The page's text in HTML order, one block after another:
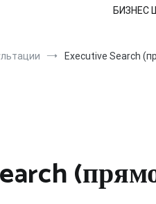
БИЗНЕС
Executive Search